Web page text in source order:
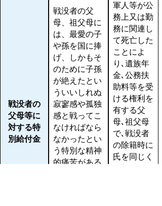
戦没者の
父母等に
対する特
別給付金
戦没者の父
母、祖父母に
は、最愛の子
や孫を国に捧
げ、しかもそ
のために子孫
が絶えたとい
ういいしれぬ
寂寥感や孤独
感と戦ってこ
なければなら
なかったとい
う特別な精神
的痛苦がある
軍人等が公
務上又は勤
務に関連し
て死亡した
ことによ
り､遺族年
金､公務扶
助料等を受
ける権利を
有する父
母､祖父母
で､戦没者
の除籍時に
氏を同じく